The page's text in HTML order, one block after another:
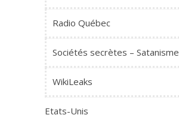
Radio Québec
Sociétés secrètes – Satanisme
WikiLeaks
Etats-Unis